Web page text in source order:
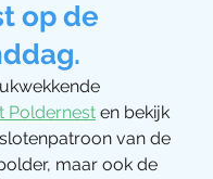
op de
Poldernest en bekijk
van de
maar ook de